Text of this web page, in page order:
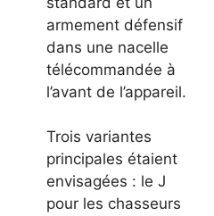
armement défensif
dans une nacelle
télécommandée à
l’avant de l’appareil.
Trois variantes
principales étaient
envisagées : le J
pour les chasseurs